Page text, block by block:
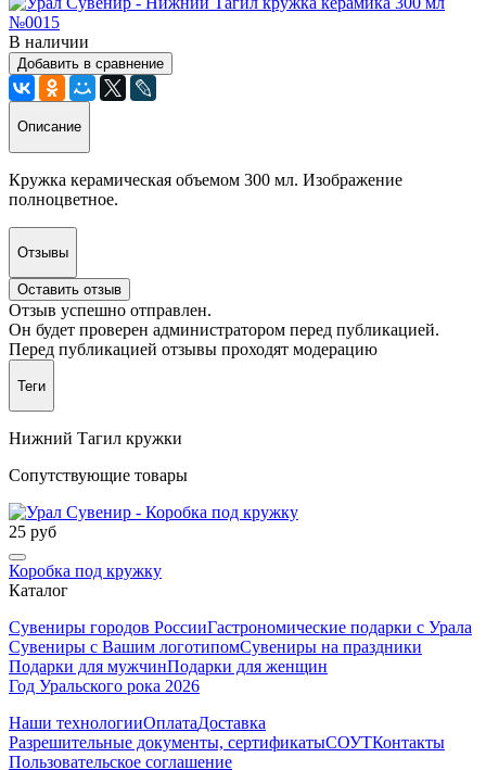
В наличии
Добавить в сравнение
Описание
Кружка керамическая объемом 300 мл. Изображение
полноцветное.
Отзывы
Оставить отзыв
Отзыв успешно отправлен.
Он будет проверен администратором перед публикацией.
Перед публикацией отзывы проходят модерацию
Теги
Нижний Тагил кружки
Сопутствующие товары
25 руб
Коробка под кружку
Каталог
Сувениры городов РоссииГастрономические подарки с Урала
Сувениры с Вашим логотипомСувениры на праздники
Подарки для мужчинПодарки для женщин
Год Уральского рока 2026
Наши технологииОплатаДоставка
Разрешительные документы, сертификатыСОУТКонтакты
Пользовательское соглашение